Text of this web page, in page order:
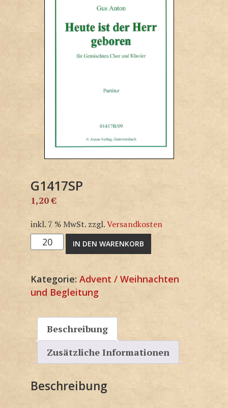
G1417SP
1,20€
inkl. 7 % MwSt. zzgl.Versandkosten
G1417SP
Menge
IN DEN WARENKORB
Kategorie: Advent / Weihnachten
und Begleitung
Beschreibung
Zusätzliche Informationen
Beschreibung